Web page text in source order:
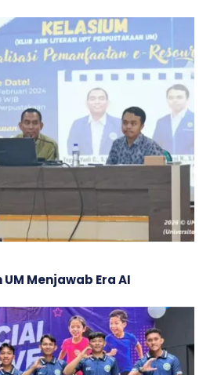
Menjawab Era AI